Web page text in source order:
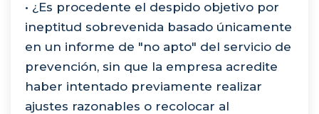
• ¿Es procedente el despido objetivo por
ineptitud sobrevenida basado únicamente
en un informe de "no apto" del servicio de
prevención, sin que la empresa acredite
haber intentado previamente realizar
ajustes razonables o recolocar al